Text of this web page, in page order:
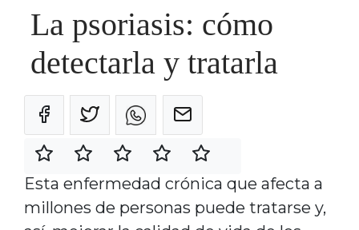
La psoriasis: cómo
detectarla y tratarla
Esta enfermedad crónica que afecta a
millones de personas puede tratarse y,